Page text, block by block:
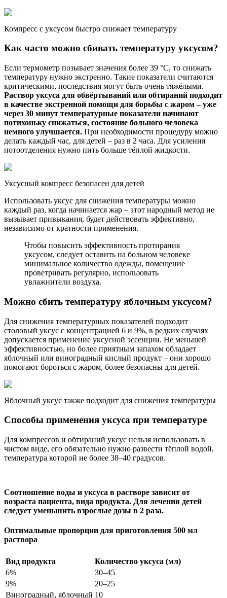
Компресс с уксусом быстро снижает температуру
Как часто можно сбивать температуру уксусом?
Если термометр позывает значения более 39 °C, то снижать
температуру нужно экстренно. Такие показатели считаются
критическими, последствия могут быть очень тяжёлыми.
Раствор уксуса для обвёртываний или обтираний подходит
в качестве экстренной помощи для борьбы с жаром – уже
через 30 минут температурные показатели начинают
потихоньку снижаться, состояние больного человека
немного улучшается. При необходимости процедуру можно
делать каждый час, для детей – раз в 2 часа. Для усиления
потоотделения нужно пить больше тёплой жидкости.
Уксусный компресс безопасен для детей
Использовать уксус для снижения температуры можно
каждый раз, когда начинается жар – этот народный метод не
вызывает привыкания, будет действовать эффективно,
независимо от кратности применения.
Чтобы повысить эффективность протирания
уксусом, следует оставить на больном человеке
минимальное количество одежды, помещение
проветривать регулярно, использовать
увлажнители воздуха.
Можно сбить температуру яблочным уксусом?
Для снижения температурных показателей подходит
столовый уксус с концентрацией 6 и 9%, в редких случаях
допускается применение уксусной эссенции. Не меньшей
эффективностью, но более приятным запахом обладает
яблочный или виноградный кислый продукт – они хорошо
помогают бороться с жаром, более безопасны для детей.
Яблочный уксус также подходит для снижения температуры
Способы применения уксуса при температуре
Для компрессов и обтираний уксус нельзя использовать в
чистом виде, его обязательно нужно развести тёплой водой,
температура которой не более 38–40 градусов.
Соотношение воды и уксуса в растворе зависит от
возраста пациента, вида продукта. Для лечения детей
следует уменьшить взрослые дозы в 2 раза.
Оптимальные пропорции для приготовления 500 мл
раствора
Вид продукта
Количество уксуса (мл)
6%
30–45
9%
20–25
Виноградный, яблочный 10